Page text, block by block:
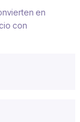
en
con